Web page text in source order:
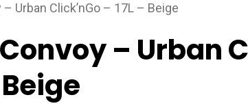
Urban Click’nGo – 17L – Beige
– Urban
Beige